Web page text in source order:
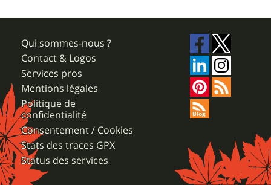
Qui sommes-nous ?
Contact & Logos
Services pros
Mentions légales
Politique de
confidentialité
Consentement / Cookies
Stats des traces GPX
Status des services